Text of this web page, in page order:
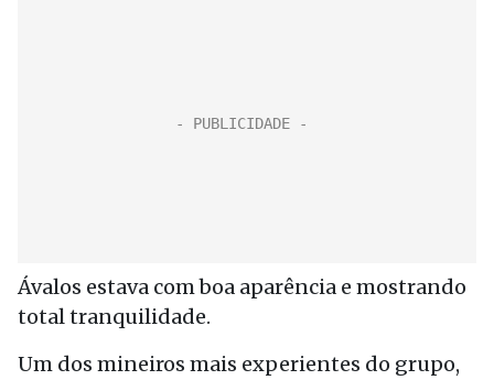
Ávalos estava com boa aparência e mostrando
total tranquilidade.
Um dos mineiros mais experientes do grupo,